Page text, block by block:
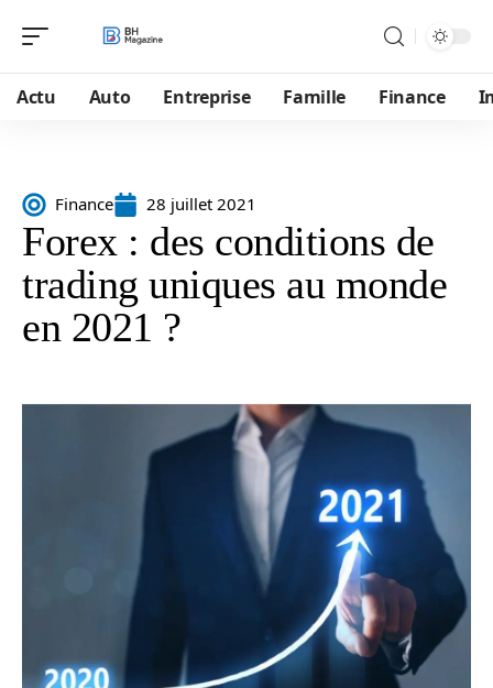
Actu Auto Entreprise Famille Finance
Finance 28 juillet 2021
Forex : des conditions de
trading uniques au monde
en 2021 ?